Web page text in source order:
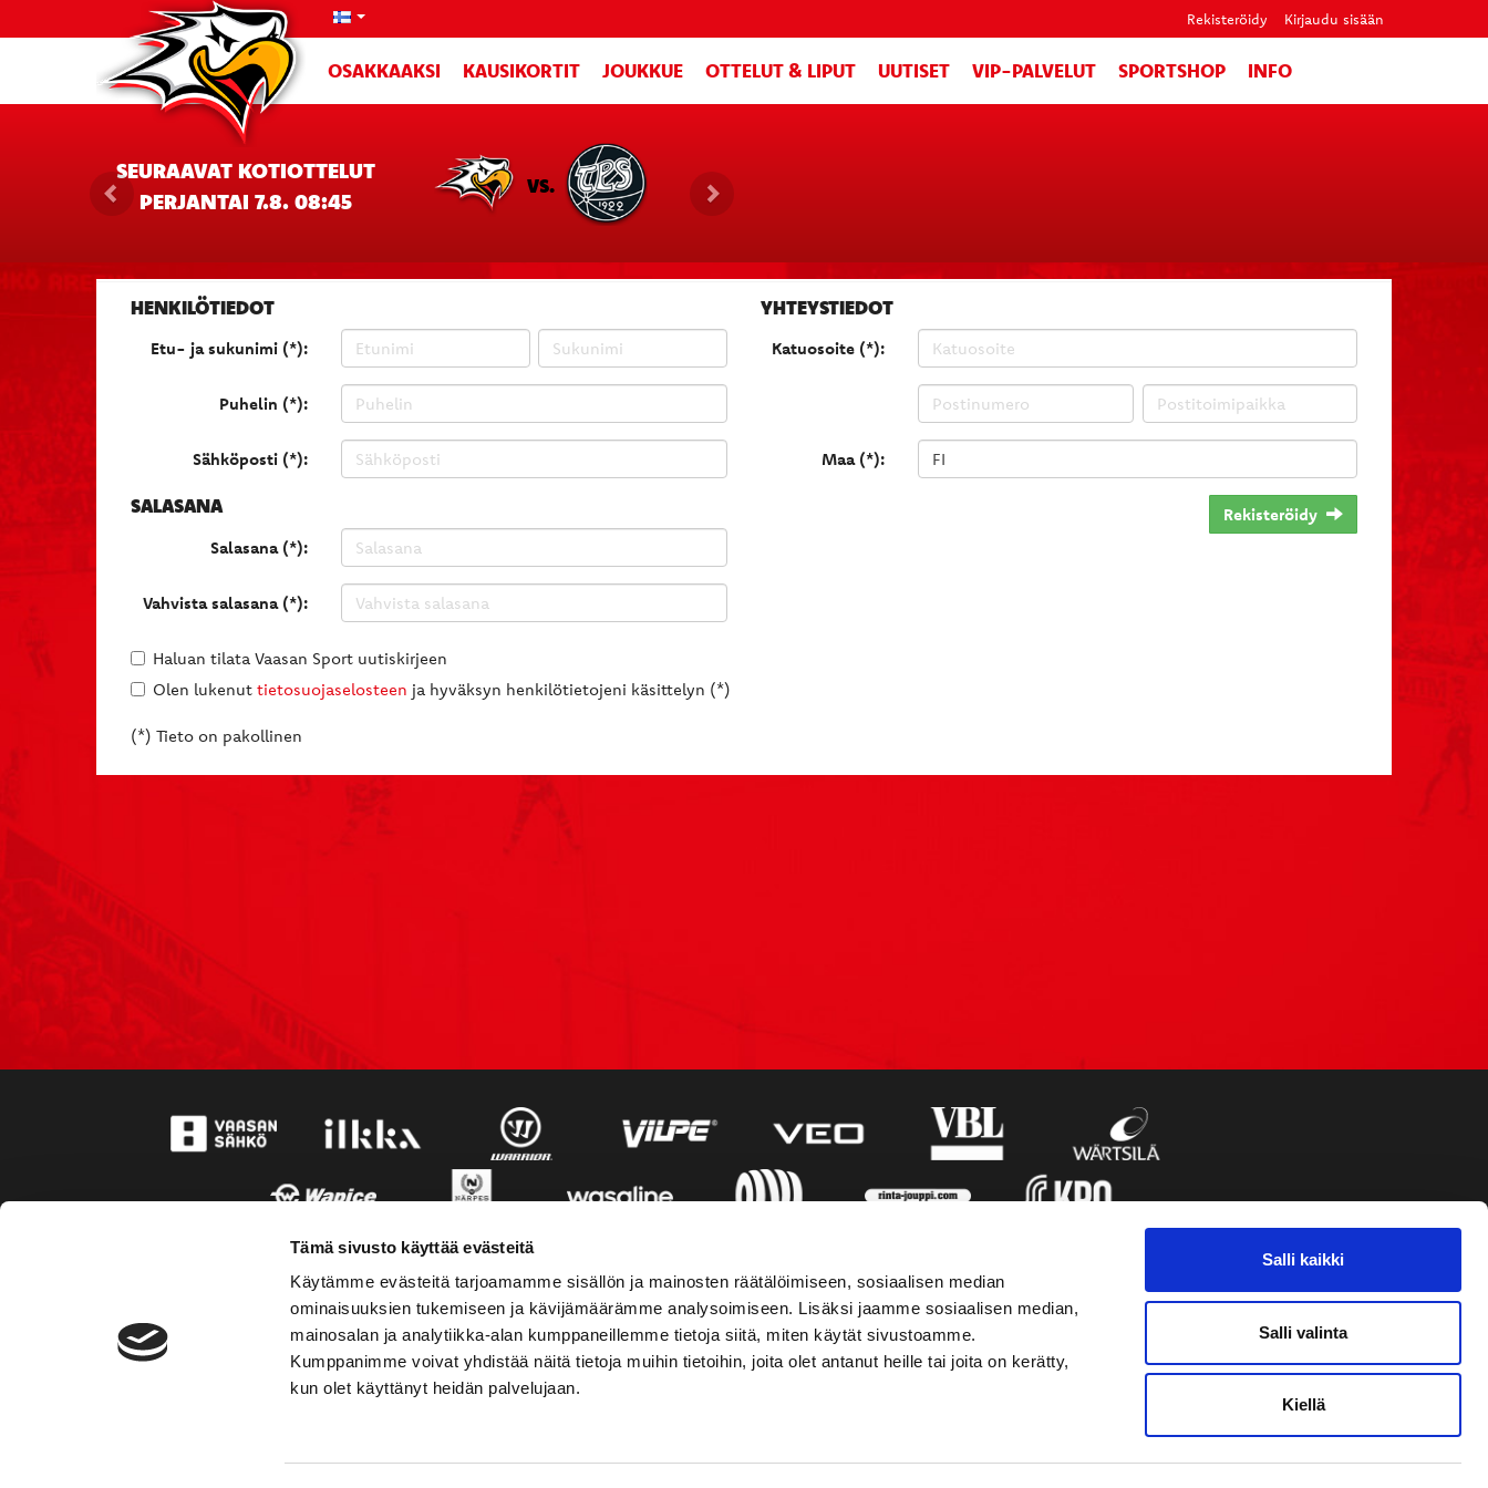
Tämä sivusto käyttää evästeitä
Käytämme evästeitä tarjoamamme sisällön ja mainosten räätälöimiseen, sosiaalisen median
ominaisuuksien tukemiseen ja kävijämäärämme analysoimiseen. Lisäksi jaamme sosiaalisen median,
mainosalan ja analytiikka-alan kumppaneillemme tietoja siitä, miten käytät sivustoamme.
Kumppanimme voivat yhdistää näitä tietoja muihin tietoihin, joita olet antanut heille tai joita on kerätty,
kun olet käyttänyt heidän palvelujaan.
Salli kaikki
Salli valinta
Kiellä
Rekisteröidy Kirjaudu sisään
OSAKKAAKSI KAUSIKORTIT JOUKKUE OTTELUT & LIPUT UUTISET VIP-PALVELUT SPORTSHOP INFO
SEURAAVAT KOTIOTTELUT
PERJANTAI 7.8. 08:45
VS.
HENKILÖTIEDOT
Etu- ja sukunimi (*):
Puhelin (*):
Sähköposti (*):
SALASANA
Salasana (*):
Vahvista salasana (*):
YHTEYSTIEDOT
Katuosoite (*):
Maa (*):
Rekisteröidy
Haluan tilata Vaasan Sport uutiskirjeen
Olen lukenut tietosuojaselosteen ja hyväksyn henkilötietojeni käsittelyn (*)
(*) Tieto on pakollinen
YHTEYSTIEDOT SOSIAALINEN MEDIA VAASAN SPORT UUTISKIRJE